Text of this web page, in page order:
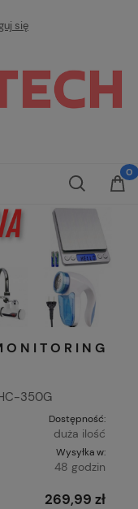
się
350G
Dostępność:
duża ilość
Wysyłka w:
48 godzin
269,99 zł